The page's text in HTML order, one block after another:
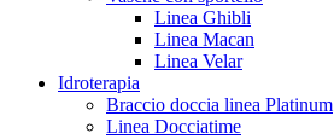
Linea Ghibli
Linea Macan
Linea Velar
Idroterapia
Braccio doccia linea Platinum
Linea Docciatime